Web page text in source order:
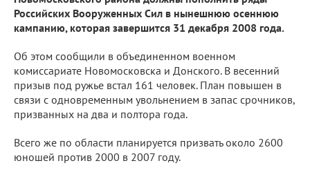
Российских Вооруженных Сил в нынешнюю осеннюю
кампанию, которая завершится 31 декабря 2008 года.
Об этом сообщили в объединенном военном
комиссариате Новомосковска и Донского. В весенний
призыв под ружье встал 161 человек. План повышен в
связи с одновременным увольнением в запас срочников,
призванных на два и полтора года.
Всего же по области планируется призвать около 2600
юношей против 2000 в 2007 году.